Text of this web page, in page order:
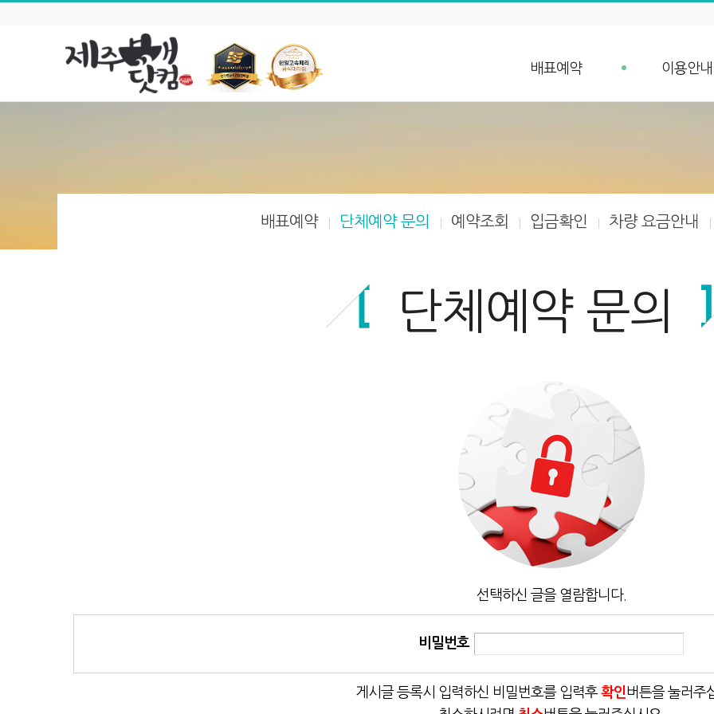
배표예약
배표예약
차량 예약안내
이용안내
예약안내
배표예약 단체예약 문의 예약조회 입금확인 차량 요금안내
단체예약 문의
선택하신 글을 열람합니다.
비밀번호
게시글 등록시 입력하신 비밀번호를 입력후 확인버튼을 눌러주